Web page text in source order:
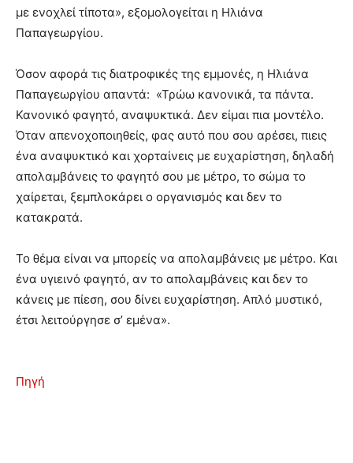
με ενοχλεί τίποτα», εξομολογείται η Ηλιάνα
Παπαγεωργίου.
Όσον αφορά τις διατροφικές της εμμονές, η Ηλιάνα
Παπαγεωργίου απαντά: «Τρώω κανονικά, τα πάντα.
Κανονικό φαγητό, αναψυκτικά. Δεν είμαι πια μοντέλο.
Όταν απενοχοποιηθείς, φας αυτό που σου αρέσει, πιεις
ένα αναψυκτικό και χορταίνεις με ευχαρίστηση, δηλαδή
απολαμβάνεις το φαγητό σου με μέτρο, το σώμα το
χαίρεται, ξεμπλοκάρει ο οργανισμός και δεν το
κατακρατά.
Το θέμα είναι να μπορείς να απολαμβάνεις με μέτρο. Και
ένα υγιεινό φαγητό, αν το απολαμβάνεις και δεν το
κάνεις με πίεση, σου δίνει ευχαρίστηση. Απλό μυστικό,
έτσι λειτούργησε σ’ εμένα».
Πηγή